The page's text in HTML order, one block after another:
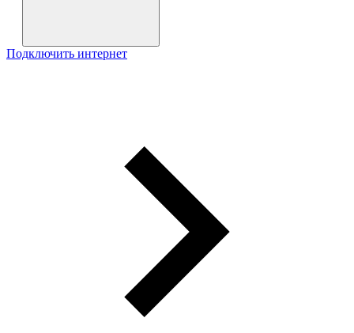
Подключить интернет